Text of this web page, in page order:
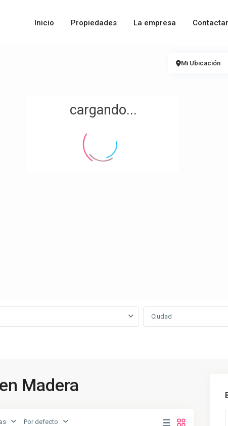
Inicio Propiedades La empresa Contactar
cargando...
Mi Ubicación
Ciudad
Madera
Por defecto